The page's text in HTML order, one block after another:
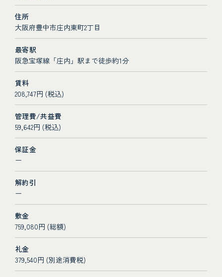
住所
大阪府豊中市庄内東町2丁目
最寄駅
阪急宝塚線「庄内」駅まで徒歩約1分
賃料
208,747円 (税込)
管理費/共益費
59,642円 (税込)
保証金
ー
解約引
ー
敷金
759,080円 (総額)
礼金
379,540円 (別途消費税)